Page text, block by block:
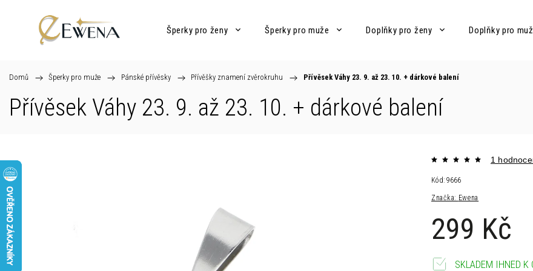
Šperky pro ženy Šperky pro muže Doplňky pro ženy Doplňky pro
Domů / Šperky pro muže / Pánské přívěsky / Přívěšky znamení zvěrokruhu / Přívěsek Váhy 23. 9. až 23. 10. + dárkové balení
Přívěsek Váhy 23. 9. až 23. 10. + dárkové balení
Značka: Ewena
1
299 Kč
Kód: 9666
SKLADEM IHNED K